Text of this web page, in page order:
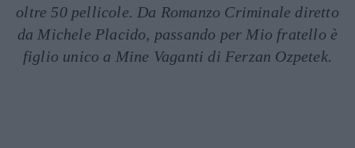
oltre 50 pellicole. Da Romanzo Criminale diretto
da Michele Placido, passando per Mio fratello è
figlio unico a Mine Vaganti di Ferzan Ozpetek.